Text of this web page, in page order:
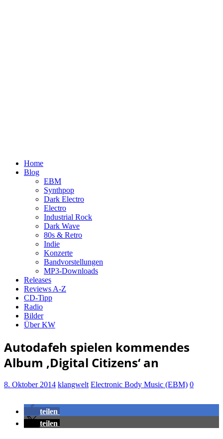
Home
Blog
EBM
Synthpop
Dark Electro
Electro
Industrial Rock
Dark Wave
80s & Retro
Indie
Konzerte
Bandvorstellungen
MP3-Downloads
Releases
Reviews A-Z
CD-Tipp
Radio
Bilder
Über KW
Autodafeh spielen kommendes
Album ‚Digital Citizens‘ an
8. Oktober 2014 klangwelt Electronic Body Music (EBM) 0
teilen
teilen